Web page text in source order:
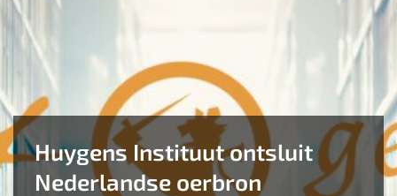
Huygens Instituut ontsluit
Nederlandse oerbron